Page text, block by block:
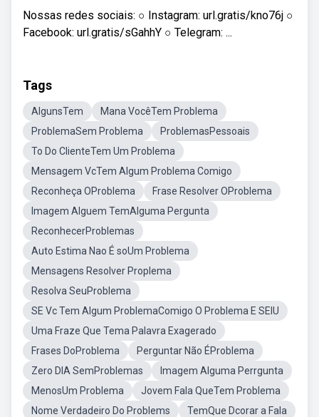
Nossas redes sociais: ○ Instagram: url.gratis/kno76j ○
Facebook: url.gratis/sGahhY ○ Telegram: ...
Tags
AlgunsTem
Mana VocêTem Problema
ProblemaSem Problema
ProblemasPessoais
To Do ClienteTem Um Problema
Mensagem VcTem Algum Problema Comigo
Reconheça OProblema
Frase Resolver OProblema
Imagem Alguem TemAlguma Pergunta
ReconhecerProblemas
Auto Estima Nao É soUm Problema
Mensagens Resolver Proplema
Resolva SeuProblema
SE Vc Tem Algum ProblemaComigo O Problema E SEIU
Uma Fraze Que Tema Palavra Exagerado
Frases DoProblema
Perguntar Não ÉProblema
Zero DIA SemProblemas
Imagem Alguma Perrgunta
MenosUm Problema
Jovem Fala QueTem Problema
Nome Verdadeiro Do Problems
TemQue Dcorar a Fala